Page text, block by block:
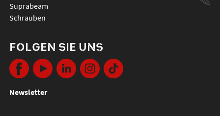
suprabeam
schrauben
FOLGEN SIE UNS
Newsletter